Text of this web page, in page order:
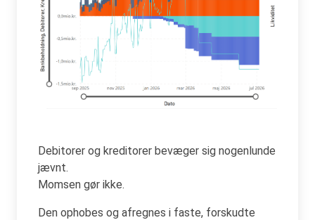
Debitorer og kreditorer bevæger sig nogenlunde
jævnt.
Momsen gør ikke.
Den ophobes og afregnes i faste, forskudte